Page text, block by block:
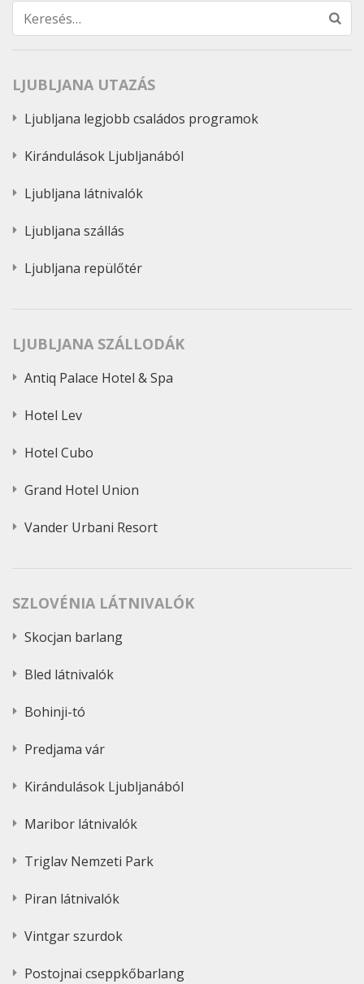
Keresés:
LJUBLJANA UTAZÁS
Ljubljana legjobb családos programok
Kirándulások Ljubljanából
Ljubljana látnivalók
Ljubljana szállás
Ljubljana repülőtér
LJUBLJANA SZÁLLODÁK
Antiq Palace Hotel & Spa
Hotel Lev
Hotel Cubo
Grand Hotel Union
Vander Urbani Resort
SZLOVÉNIA LÁTNIVALÓK
Skocjan barlang
Bled látnivalók
Bohinji-tó
Predjama vár
Kirándulások Ljubljanából
Maribor látnivalók
Triglav Nemzeti Park
Piran látnivalók
Vintgar szurdok
Postojnai cseppkőbarlang